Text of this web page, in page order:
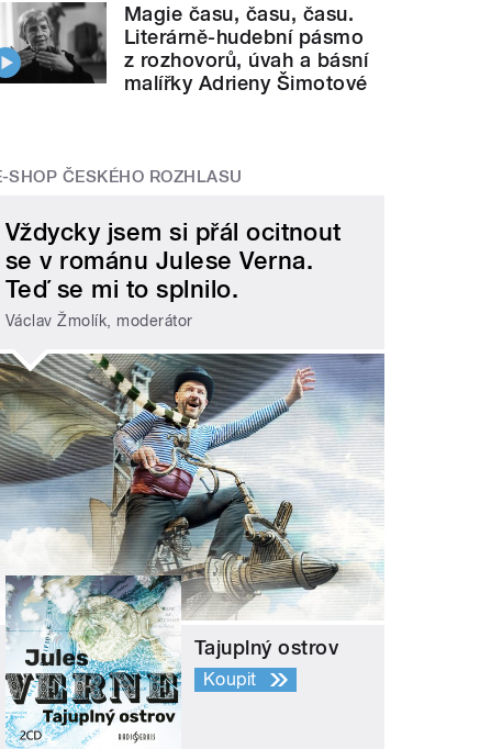
Magie času, času, času.
Literárně-hudební pásmo
z rozhovorů, úvah a básní
malířky Adrieny Šimotové
SHOP ČESKÉHO ROZHLASU
Vždycky jsem si přál ocitnout
se v románu Julese Verna.
Teď se mi to splnilo.
Václav Žmolík, moderátor
Tajuplný ostrov
Koupit